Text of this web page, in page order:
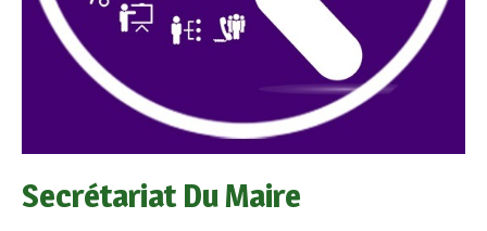
Secrétariat Du Maire